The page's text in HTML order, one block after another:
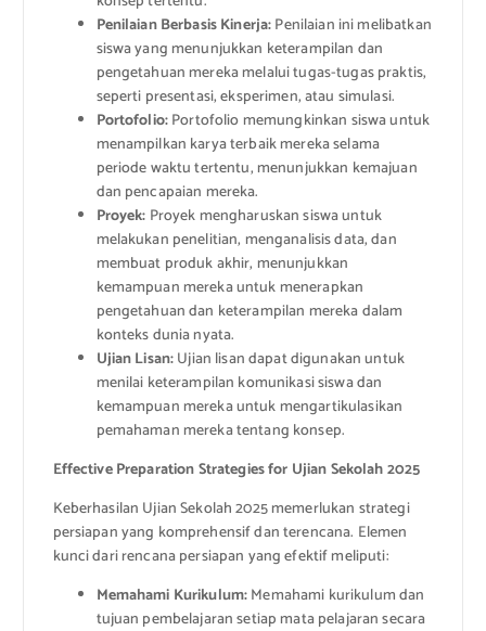
Penilaian Berbasis Kinerja:Penilaian ini melibatkan
siswa yang menunjukkan keterampilan dan
pengetahuan mereka melalui tugas-tugas praktis,
seperti presentasi, eksperimen, atau simulasi.
Portofolio:Portofolio memungkinkan siswa untuk
menampilkan karya terbaik mereka selama
periode waktu tertentu, menunjukkan kemajuan
dan pencapaian mereka.
Proyek: Proyek mengharuskan siswa untuk
melakukan penelitian, menganalisis data, dan
membuat produk akhir, menunjukkan
kemampuan mereka untuk menerapkan
pengetahuan dan keterampilan mereka dalam
konteks dunia nyata.
Ujian Lisan:Ujian lisan dapat digunakan untuk
menilai keterampilan komunikasi siswa dan
kemampuan mereka untuk mengartikulasikan
pemahaman mereka tentang konsep.
Effective Preparation Strategies for Ujian Sekolah 2025
Keberhasilan Ujian Sekolah 2025 memerlukan strategi
persiapan yang komprehensif dan terencana. Elemen
kunci dari rencana persiapan yang efektif meliputi:
Memahami Kurikulum:Memahami kurikulum dan
tujuan pembelajaran setiap mata pelajaran secara